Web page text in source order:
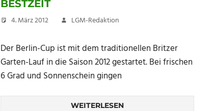
BESTZEIT
4. März 2012 LGM-Redaktion
Der Berlin-Cup ist mit dem traditionellen Britzer
Garten-Lauf in die Saison 2012 gestartet. Bei frischen
6 Grad und Sonnenschein gingen
WEITERLESEN